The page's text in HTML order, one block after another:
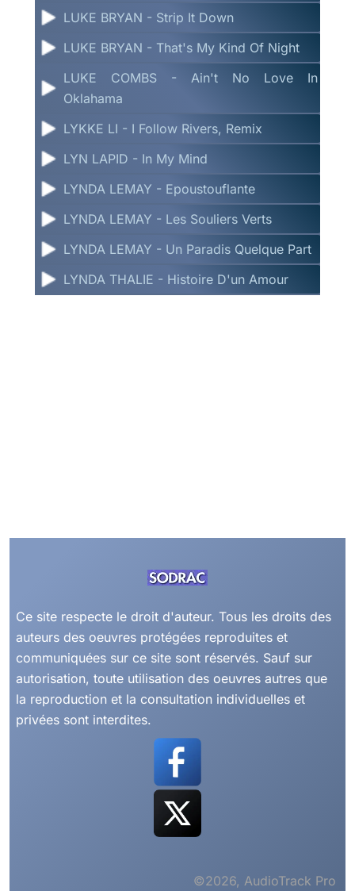
LUKE BRYAN - Strip It Down
LUKE BRYAN - That's My Kind Of Night
LUKE COMBS - Ain't No Love In
Oklahama
LYKKE LI - I Follow Rivers, Remix
LYN LAPID - In My Mind
LYNDA LEMAY - Epoustouflante
LYNDA LEMAY - Les Souliers Verts
LYNDA LEMAY - Un Paradis Quelque Part
LYNDA THALIE - Histoire D'un Amour
Ce site respecte le droit d'auteur. Tous les droits des
auteurs des oeuvres protégées reproduites et
communiquées sur ce site sont réservés. Sauf sur
autorisation, toute utilisation des oeuvres autres que
la reproduction et la consultation individuelles et
privées sont interdites.
©2026, AudioTrack Pro